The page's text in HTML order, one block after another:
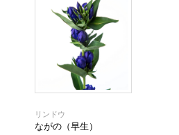
リンドウ
ながの（早生）